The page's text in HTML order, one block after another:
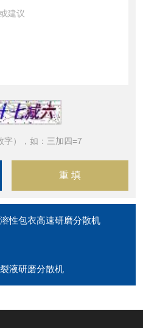
字），如：三加四=7
性包衣高速研磨分散机
液研磨分散机